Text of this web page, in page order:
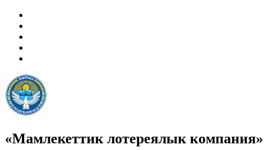
«Мамлекеттик лотереялык компания»